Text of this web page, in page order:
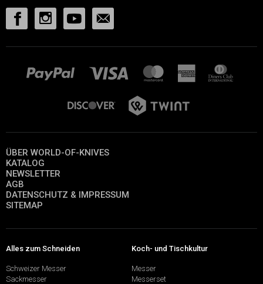
ÜBER WORLD-OF-KNIVES
KATALOG
NEWSLETTER
AGB
DATENSCHUTZ & IMPRESSUM
SITEMAP
Alles zum Schneiden
Schweizer Messer
Sackmesser
Koch- und Tischkultur
Messer
Messerset